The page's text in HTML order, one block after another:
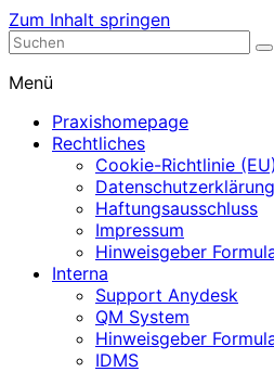
Zum Inhalt springen
Nephrologische Praxis mit
Menü
Praxishomepage
Rechtliches
Cookie-Richtlinie (EU)
Datenschutzerklärung
Haftungsausschluss
Impressum
Hinweisgeber
Interna
Support Anydesk
QM System
Hinweisgeber
IDMS